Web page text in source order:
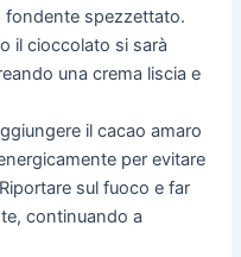
fondente spezzettato.
il cioccolato si sarà
una crema liscia e
il cacao amaro
per evitare
sul fuoco e far
continuando a